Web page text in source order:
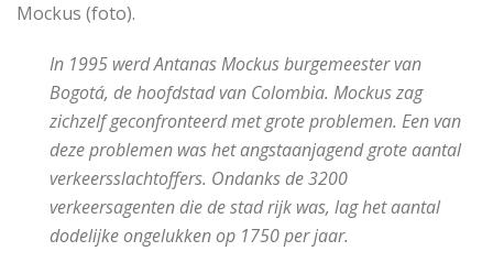
Mockus (foto).
In 1995 werd Antanas Mockus burgemeester van
Bogotá, de hoofdstad van Colombia. Mockus zag
zichzelf geconfronteerd met grote problemen. Een van
deze problemen was het angstaanjagend grote aantal
verkeersslachtoffers. Ondanks de 3200
verkeersagenten die de stad rijk was, lag het aantal
dodelijke ongelukken op 1750 per jaar.